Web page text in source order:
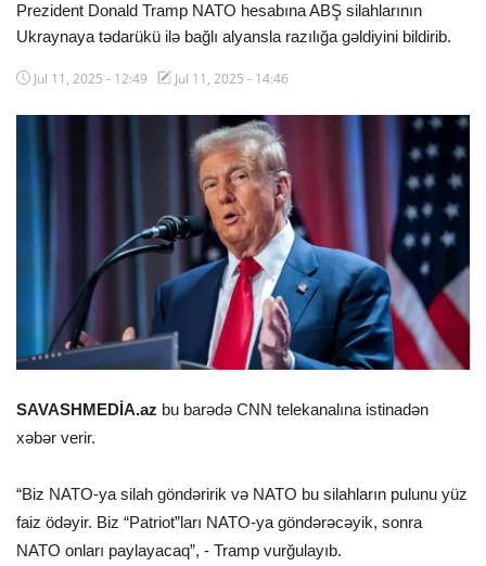
Maraqlı
Sağlıq
Prezident Donald Tramp NATO hesabına ABŞ silahlarının
Ukraynaya tədarükü ilə bağlı alyansla razılığa gəldiyini bildirib.
Jul 11, 2025 - 12:49 Jul 11, 2025 - 14:46
SAVASHMEDİA.az bu barədə CNN telekanalına istinadən
xəbər verir.
“Biz NATO-ya silah göndəririk və NATO bu silahların pulunu yüz
faiz ödəyir. Biz “Patriot”ları NATO-ya göndərəcəyik, sonra
NATO onları paylayacaq”, - Tramp vurğulayıb.